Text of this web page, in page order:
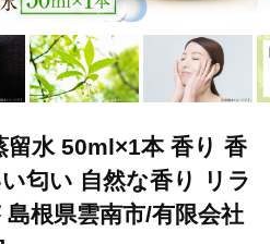
留水 50ml×1本 香り 香
匂い 自然な香り リラ
根県雲南市/有限会社